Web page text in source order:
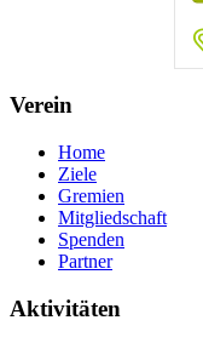
Verein
Home
Ziele
Gremien
Mitgliedschaft
Spenden
Partner
Aktivitäten